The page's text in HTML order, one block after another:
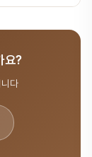
reservation)
요?
다